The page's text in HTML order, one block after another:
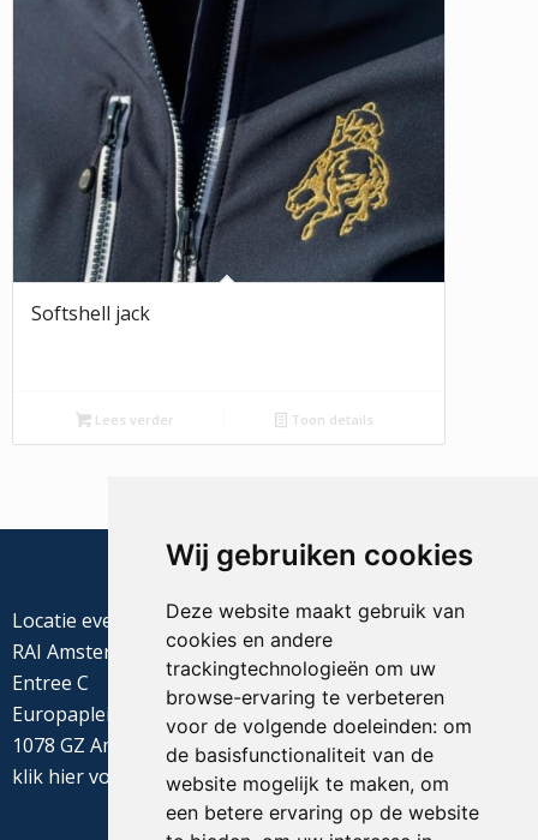
Wij gebruiken cookies
Deze website maakt gebruik van
cookies en andere
trackingtechnologieën om uw
browse-ervaring te verbeteren
voor de volgende doeleinden: om
de basisfunctionaliteit van de
website mogelijk te maken, om
een betere ervaring op de website
Softshell jack
Lees verder Toon details
Locatie evenement
RAI Amsterdam
Entree C
Europaplein 22
1078 GZ Amsterdam
klik hiervoor de routebeschrijving